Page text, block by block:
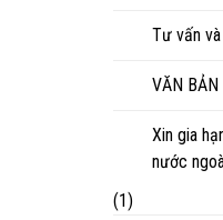
Tư vấn
VĂN
Xin gia
nước
(1)